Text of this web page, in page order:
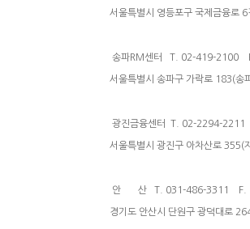
서울특별시 영등포구 국제금융로
송파RM센터 T. 02-419-2100
서울특별시 송파구 가락로 183(송
광진금융센터 T. 02-2294-
서울특별시 광진구 아차산로 355(
안 산 T. 031-486-3311 F.
경기도 안산시 단원구 광덕대로